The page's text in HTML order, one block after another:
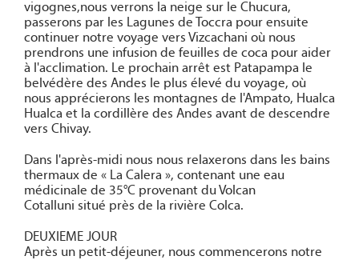
vigognes,nous verrons la neige sur le Chucura,
passerons par les Lagunes de Toccra pour ensuite
continuer notre voyage vers Vizcachani où nous
prendrons une infusion de feuilles de coca pour aider
à l'acclimation. Le prochain arrêt est Patapampa le
belvédère des Andes le plus élevé du voyage, où
nous apprécierons les montagnes de l'Ampato, Hualca
Hualca et la cordillère des Andes avant de descendre
vers Chivay.
Dans l'après-midi nous nous relaxerons dans les bains
thermaux de « La Calera », contenant une eau
médicinale de 35°C provenant du Volcan
Cotalluni situé près de la rivière Colca.
DEUXIEME JOUR
Après un petit-déjeuner, nous commencerons notre